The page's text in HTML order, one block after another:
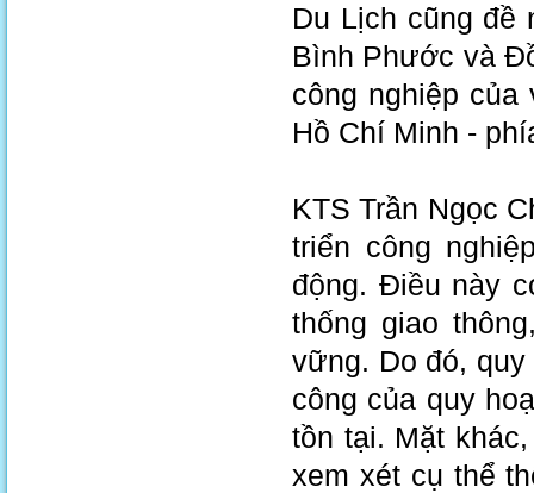
Du Lịch cũng đề
Bình Phước và
công nghiệp của
Hồ Chí Minh -
KTS Trần Ngọc
triển công
động. Điều này
thống giao
vững. Do đó,
công của quy
tồn tại. Mặt
xem xét cụ thể